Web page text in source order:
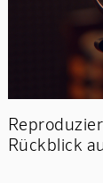
Rückblick